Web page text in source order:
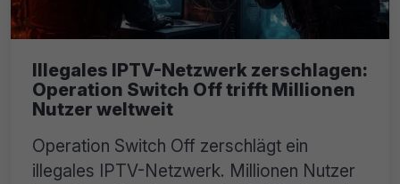
Illegales IPTV-Netzwerk zerschlagen:
Operation Switch Off trifft Millionen
Nutzer weltweit
Operation Switch Off zerschlägt ein
illegales IPTV-Netzwerk. Millionen Nutzer